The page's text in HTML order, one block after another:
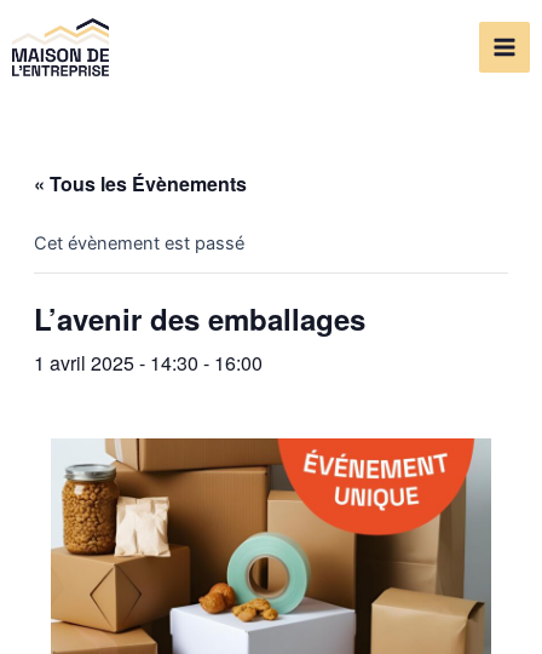
au
contenu
« Tous les Évènements
Cet évènement est passé
L’avenir des emballages
1 avril 2025 - 14:30 - 16:00